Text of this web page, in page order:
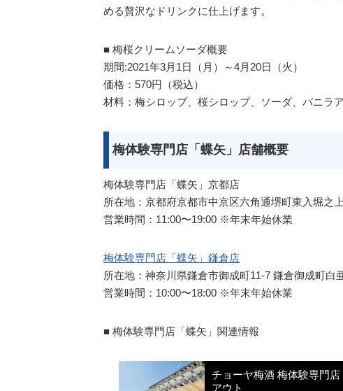
める贅沢なドリンクに仕上げます。
■ 梅桜クリームソーダ概要
期間:2021年3月1日（月）～4月20日（火）
価格：570円（税込）
材料：梅シロップ、桜シロップ、ソーダ、バニラ
梅体験専門店「蝶矢」店舗概要
梅体験専門店「蝶矢」京都店
所在地：京都府京都市中京区六角通堺町東入堀之
営業時間：11:00〜19:00 ※年末年始休業
梅体験専門店「蝶矢」鎌倉店
所在地：神奈川県鎌倉市御成町11-7 鎌倉御成町白
営業時間：10:00〜18:00 ※年末年始休業
■ 梅体験専門店「蝶矢」関連情報
チョーヤ梅酒 梅体験専門
アウト